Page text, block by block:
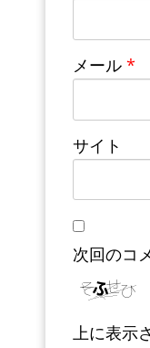
メール *
サイト
次回のコ
上に表示